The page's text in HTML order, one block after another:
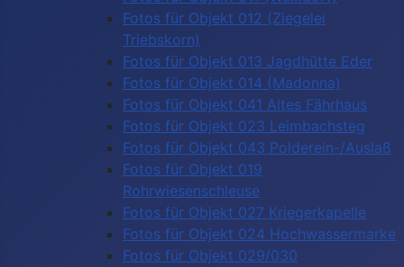
Fotos für Objekt 012 (Ziegelei
Triebskorn)
Fotos für Objekt 013 Jagdhütte Eder
Fotos für Objekt 014 (Madonna)
Fotos für Objekt 041 Altes Fährhaus
Fotos für Objekt 023 Leimbachsteg
Fotos für Objekt 043 Polderein-/Auslaß
Fotos für Objekt 019
Rohrwiesenschleuse
Fotos für Objekt 027 Kriegerkapelle
Fotos für Objekt 024 Hochwassermarke
Fotos für Objekt 029/030